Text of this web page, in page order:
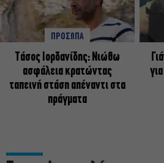
ΠΡΟΣΩΠΑ
Tάσος Ιορδανίδης: Νιώθω
ασφάλεια κρατώντας
ταπεινή στάση απέναντι στα
πράγματα